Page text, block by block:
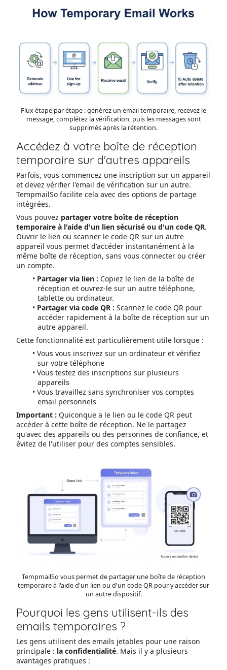
Flux étape par étape : générez un email temporaire, recevez le
message, complétez la vérification, puis les messages sont
supprimés après la rétention.
Accédez à votre boîte de réception
temporaire sur d'autres appareils
Parfois, vous commencez une inscription sur un appareil
et devez vérifier l'email de vérification sur un autre.
TempmailSo facilite cela avec des options de partage
intégrées.
Vous pouvez partager votre boîte de réception
temporaire à l'aide d'un lien sécurisé ou d'un code QR.
Ouvrir le lien ou scanner le code QR sur un autre
appareil vous permet d'accéder instantanément à la
même boîte de réception, sans vous connecter ou créer
un compte.
Partager via lien : Copiez le lien de la boîte de
réception et ouvrez-le sur un autre téléphone,
tablette ou ordinateur.
Partager via code QR : Scannez le code QR pour
accéder rapidement à la boîte de réception sur un
autre appareil.
Cette fonctionnalité est particulièrement utile lorsque :
Vous vous inscrivez sur un ordinateur et vérifiez
sur votre téléphone
Vous testez des inscriptions sur plusieurs
appareils
Vous travaillez sans synchroniser vos comptes
email personnels
Important : Quiconque a le lien ou le code QR peut
accéder à cette boîte de réception. Ne le partagez
qu'avec des appareils ou des personnes de confiance, et
évitez de l'utiliser pour des comptes sensibles.
TempmailSo vous permet de partager une boîte de réception
temporaire à l'aide d'un lien ou d'un code QR pour y accéder sur
un autre dispositif.
Pourquoi les gens utilisent-ils des
emails temporaires ?
Les gens utilisent des emails jetables pour une raison
principale : la confidentialité. Mais il y a plusieurs
avantages pratiques :